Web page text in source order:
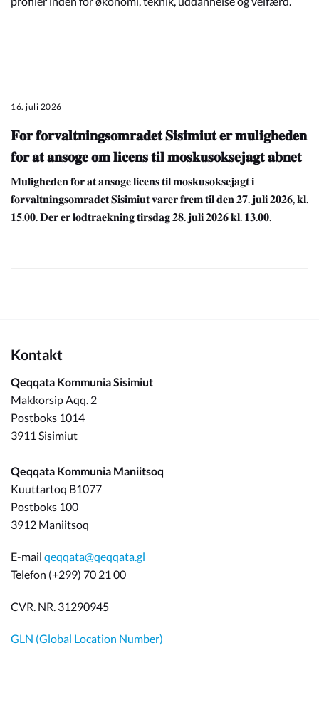
16. juli 2026
𝐅𝐨𝐫 𝐟𝐨𝐫𝐯𝐚𝐥𝐭𝐧𝐢𝐧𝐠𝐬𝐨𝐦𝐫𝐚𝐝𝐞𝐭 𝐒𝐢𝐬𝐢𝐦𝐢𝐮𝐭 𝐞𝐫 𝐦𝐮𝐥𝐢𝐠𝐡𝐞𝐝𝐞𝐧
𝐟𝐨𝐫 𝐚𝐭 𝐚𝐧𝐬𝐨𝐠𝐞 𝐨𝐦 𝐥𝐢𝐜𝐞𝐧𝐬 𝐭𝐢𝐥 𝐦𝐨𝐬𝐤𝐮𝐬𝐨𝐤𝐬𝐞𝐣𝐚𝐠𝐭 𝐚𝐛𝐧𝐞𝐭
𝐌𝐮𝐥𝐢𝐠𝐡𝐞𝐝𝐞𝐧 𝐟𝐨𝐫 𝐚𝐭 𝐚𝐧𝐬𝐨𝐠𝐞 𝐥𝐢𝐜𝐞𝐧𝐬 𝐭𝐢𝐥 𝐦𝐨𝐬𝐤𝐮𝐬𝐨𝐤𝐬𝐞𝐣𝐚𝐠𝐭 𝐢
𝐟𝐨𝐫𝐯𝐚𝐥𝐭𝐧𝐢𝐧𝐠𝐬𝐨𝐦𝐫𝐚𝐝𝐞𝐭 𝐒𝐢𝐬𝐢𝐦𝐢𝐮𝐭 𝐯𝐚𝐫𝐞𝐫 𝐟𝐫𝐞𝐦 𝐭𝐢𝐥 𝐝𝐞𝐧 𝟐𝟕. 𝐣𝐮𝐥𝐢 𝟐𝟎𝟐𝟔, 𝐤𝐥.
𝟏𝟓.𝟎𝟎. 𝐃𝐞𝐫 𝐞𝐫 𝐥𝐨𝐝𝐭𝐫𝐚𝐞𝐤𝐧𝐢𝐧𝐠 𝐭𝐢𝐫𝐬𝐝𝐚𝐠 𝟐𝟖. 𝐣𝐮𝐥𝐢 𝟐𝟎𝟐𝟔 𝐤𝐥. 𝟏𝟑.𝟎𝟎.
Kontakt
Qeqqata Kommunia Sisimiut
Makkorsip Aqq. 2
Postboks 1014
3911 Sisimiut
Qeqqata Kommunia Maniitsoq
Kuuttartoq B1077
Postboks 100
3912 Maniitsoq
E-mail qeqqata@qeqqata.gl
Telefon (+299) 70 21 00
CVR. NR. 31290945
GLN (Global Location Number)